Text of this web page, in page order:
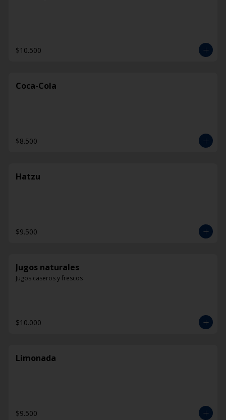
$10.500
Coca-Cola
$8.500
Hatzu
$9.500
Jugos naturales
Jugos caseros y frescos
$10.000
Limonada
$9.500